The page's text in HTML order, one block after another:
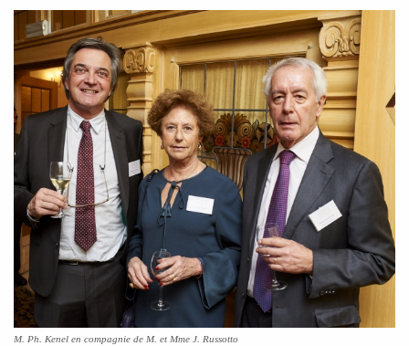
M. Ph. Kenel en compagnie de M. et Mme J. Russotto